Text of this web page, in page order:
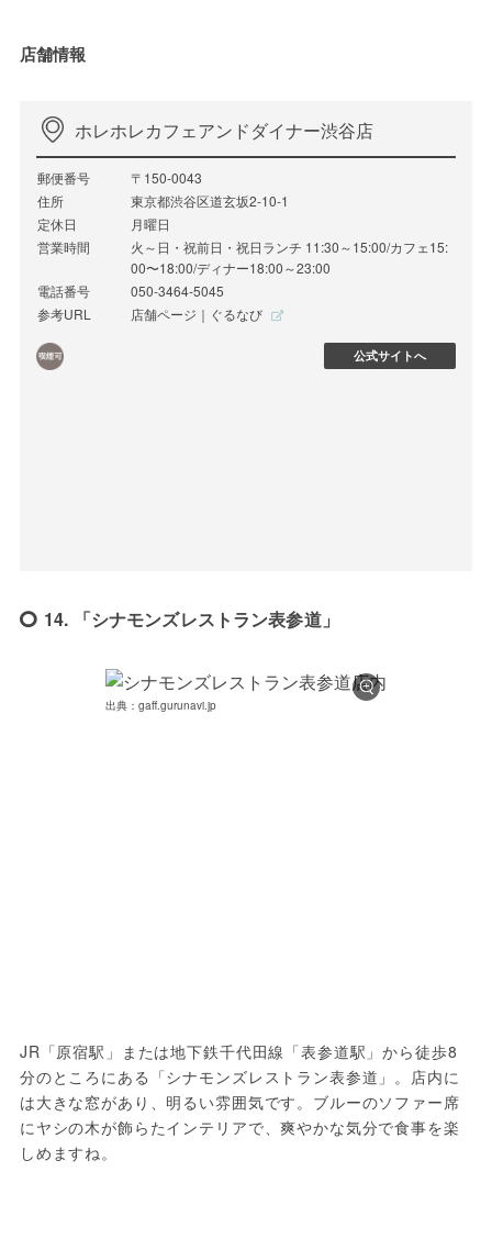
店舗情報
ホレホレカフェアンドダイナー渋谷店
郵便番号
〒150-0043
住所
東京都渋谷区道玄坂2-10-1
定休日
月曜日
営業時間
火～日・祝前日・祝日ランチ 11:30～15:00/カフェ15:
00〜18:00/ディナー18:00～23:00
電話番号
050-3464-5045
参考URL
店舗ページ｜ぐるなび
公式サイトへ
14. 「シナモンズレストラン表参道」
出典：gaff.gurunavi.jp
JR「原宿駅」または地下鉄千代田線「表参道駅」から徒歩8
分のところにある「シナモンズレストラン表参道」。店内に
は大きな窓があり、明るい雰囲気です。ブルーのソファー席
にヤシの木が飾らたインテリアで、爽やかな気分で食事を楽
しめますね。